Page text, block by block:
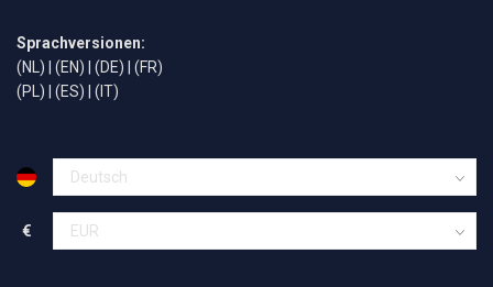
Sprachversionen:
(NL) | (EN) | (DE) | (FR)
(PL) | (ES) | (IT)
€